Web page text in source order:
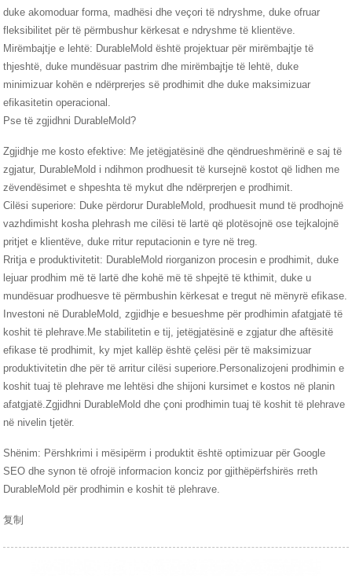
duke akomoduar forma, madhësi dhe veçori të ndryshme, duke ofruar
fleksibilitet për të përmbushur kërkesat e ndryshme të klientëve.
Mirëmbajtje e lehtë: DurableMold është projektuar për mirëmbajtje të
thjeshtë, duke mundësuar pastrim dhe mirëmbajtje të lehtë, duke
minimizuar kohën e ndërprerjes së prodhimit dhe duke maksimizuar
efikasitetin operacional.
Pse të zgjidhni DurableMold?
Zgjidhje me kosto efektive: Me jetëgjatësinë dhe qëndrueshmërinë e saj të
zgjatur, DurableMold i ndihmon prodhuesit të kursejnë kostot që lidhen me
zëvendësimet e shpeshta të mykut dhe ndërprerjen e prodhimit.
Cilësi superiore: Duke përdorur DurableMold, prodhuesit mund të prodhojnë
vazhdimisht kosha plehrash me cilësi të lartë që plotësojnë ose tejkalojnë
pritjet e klientëve, duke rritur reputacionin e tyre në treg.
Rritja e produktivitetit: DurableMold riorganizon procesin e prodhimit, duke
lejuar prodhim më të lartë dhe kohë më të shpejtë të kthimit, duke u
mundësuar prodhuesve të përmbushin kërkesat e tregut në mënyrë efikase.
Investoni në DurableMold, zgjidhje e besueshme për prodhimin afatgjatë të
koshit të plehrave.Me stabilitetin e tij, jetëgjatësinë e zgjatur dhe aftësitë
efikase të prodhimit, ky mjet kallëp është çelësi për të maksimizuar
produktivitetin dhe për të arritur cilësi superiore.Personalizojeni prodhimin e
koshit tuaj të plehrave me lehtësi dhe shijoni kursimet e kostos në planin
afatgjatë.Zgjidhni DurableMold dhe çoni prodhimin tuaj të koshit të plehrave
në nivelin tjetër.
Shënim: Përshkrimi i mësipërm i produktit është optimizuar për Google
SEO dhe synon të ofrojë informacion konciz por gjithëpërfshirës rreth
DurableMold për prodhimin e koshit të plehrave.
复制